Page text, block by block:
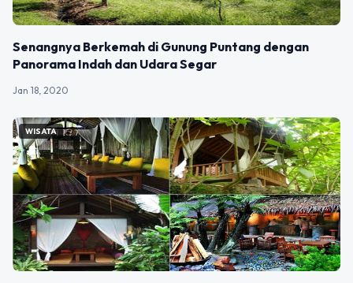
Senangnya Berkemah di Gunung Puntang dengan
Panorama Indah dan Udara Segar
Jan 18, 2020
WISATA